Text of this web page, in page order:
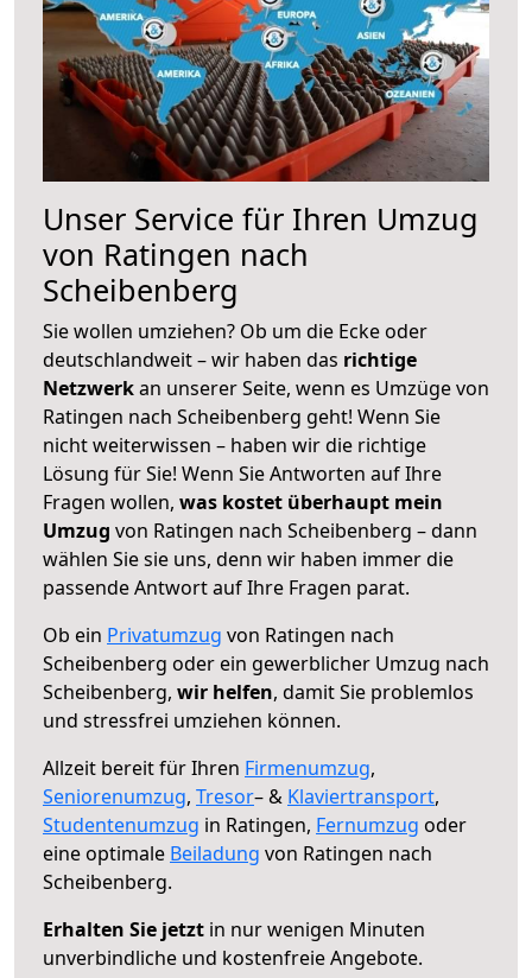
Unser Service für Ihren Umzug
von Ratingen nach
Scheibenberg
Sie wollen umziehen? Ob um die Ecke oder
deutschlandweit – wir haben das richtige
Netzwerkan unserer Seite, wenn es Umzüge von
Ratingen nach Scheibenberg geht! Wenn Sie
nicht weiterwissen – haben wir die richtige
Lösung für Sie! Wenn Sie Antworten auf Ihre
Fragen wollen, was kostet überhaupt mein
Umzug von Ratingen nach Scheibenberg – dann
wählen Sie sie uns, denn wir haben immer die
passende Antwort auf Ihre Fragen parat.
Ob ein Privatumzug von Ratingen nach
Scheibenberg oder ein gewerblicher Umzug nach
Scheibenberg, wir helfen, damit Sie problemlos
und stressfrei umziehen können.
Allzeit bereit für Ihren Firmenumzug,
Seniorenumzug, Tresor– & Klaviertransport,
Studentenumzug in Ratingen, Fernumzug oder
eine optimale Beiladung von Ratingen nach
Scheibenberg.
Erhalten Sie jetzt in nur wenigen Minuten
unverbindliche und kostenfreie Angebote.